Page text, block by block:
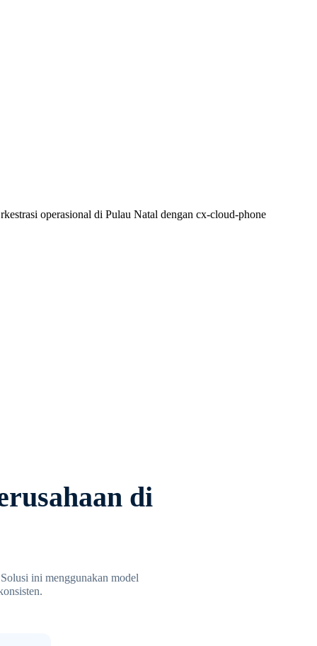
di
ini menggunakan model